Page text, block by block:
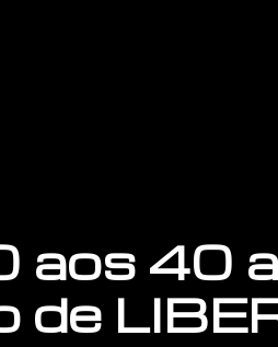
aos 40
de